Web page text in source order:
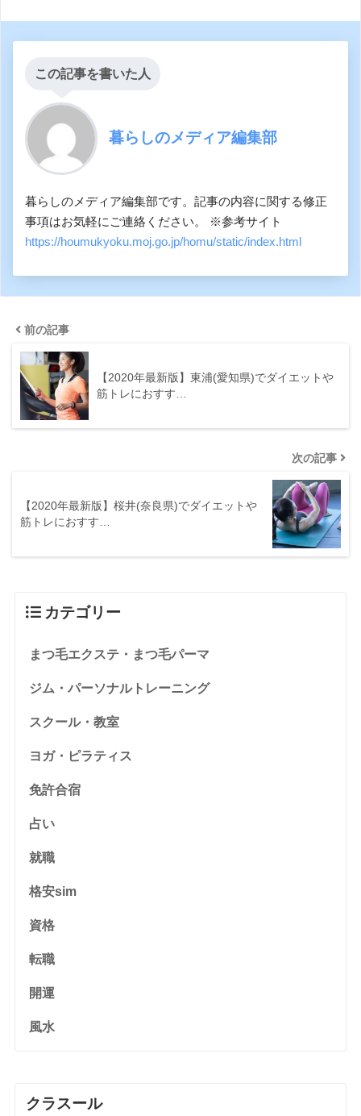
この記事を書いた人
暮らしのメディア編集部
暮らしのメディア編集部です。記事の内容に関する修正
事項はお気軽にご連絡ください。 ※参考サイト
https://houmukyoku.moj.go.jp/homu/static/index.html
前の記事
【2020年最新版】東浦(愛知県)でダイエットや
筋トレにおすす…
次の記事
【2020年最新版】桜井(奈良県)でダイエットや
筋トレにおすす…
カテゴリー
まつ毛エクステ・まつ毛パーマ
ジム・パーソナルトレーニング
スクール・教室
ヨガ・ピラティス
免許合宿
占い
就職
格安sim
資格
転職
開運
風水
クラスール